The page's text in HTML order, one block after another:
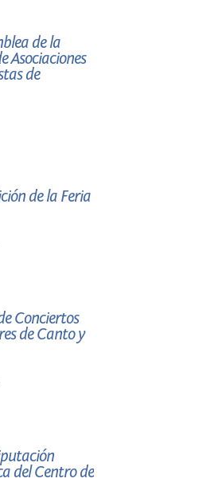
de la
Asociaciones
de
de la Feria
Conciertos
de Canto y
del Centro de